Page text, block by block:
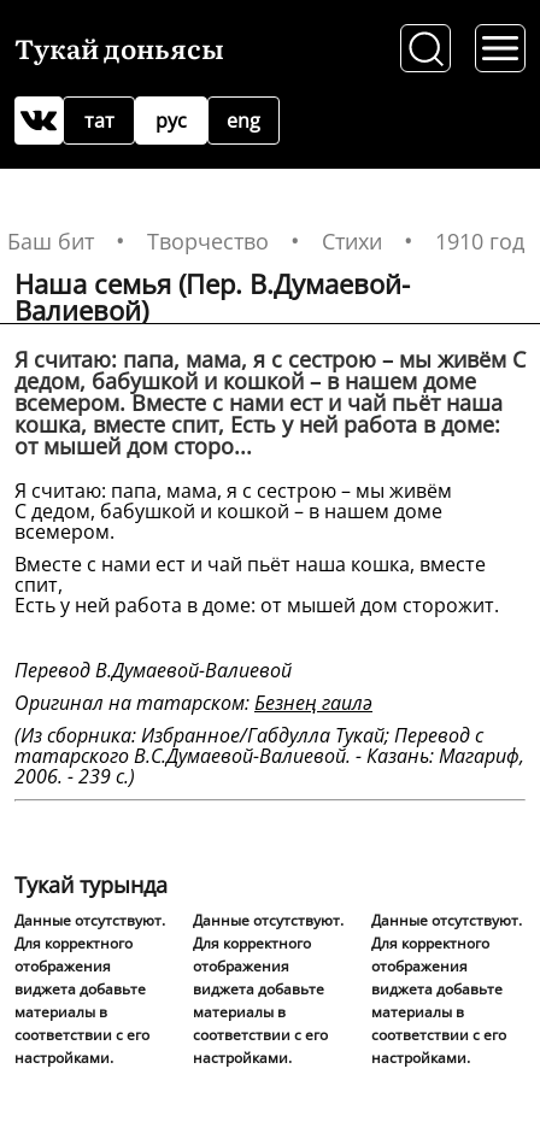
Тукай доньясы
рус
тат eng
Баш бит Творчество Стихи 1910 год
Наша семья (Пер. В.Думаевой-
Валиевой)
Я считаю: папа, мама, я с сестрою – мы живём С
дедом, бабушкой и кошкой – в нашем доме
всемером. Вместе с нами ест и чай пьёт наша
кошка, вместе спит, Есть у ней работа в доме:
от мышей дом сторо...
Я считаю: папа, мама, я с сестрою – мы живём
С дедом, бабушкой и кошкой – в нашем доме
всемером.
Вместе с нами ест и чай пьёт наша кошка, вместе
спит,
Есть у ней работа в доме: от мышей дом сторожит.
Перевод В.Думаевой-Валиевой
Оригинал на татарском:Безнең гаилә
(Из сборника: Избранное/Габдулла Тукай; Перевод с
татарского В.С.Думаевой-Валиевой. - Казань: Магариф,
2006. - 239 с.)
Тукай турында
Данные отсутствуют.
Для корректного
отображения
виджета добавьте
материалы в
соответствии с его
настройками.
Данные отсутствуют.
Для корректного
отображения
виджета добавьте
материалы в
соответствии с его
настройками.
Данные отсутствуют.
Для корректного
отображения
виджета добавьте
материалы в
соответствии с его
настройками.